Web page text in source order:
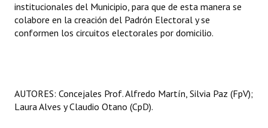
institucionales del Municipio, para que de esta manera se
colabore en la creación del Padrón Electoral y se
conformen los circuitos electorales por domicilio.
AUTORES: Concejales Prof. Alfredo Martín, Silvia Paz (FpV);
Laura Alves y Claudio Otano (CpD).